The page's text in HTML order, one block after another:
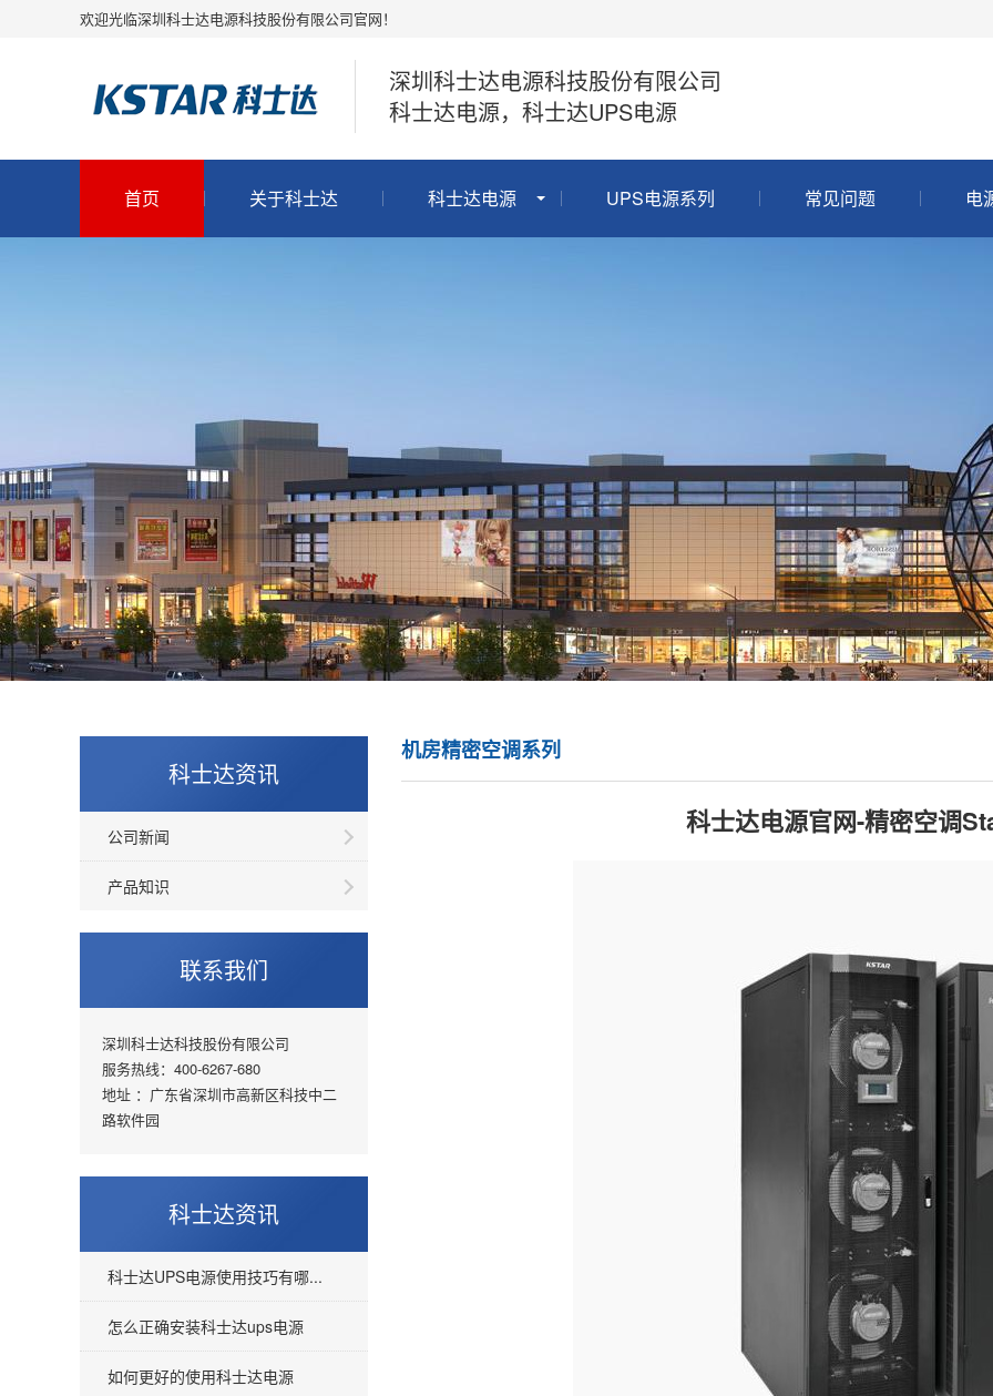
欢迎光临深圳科士达电源科技股份有限公司官网！
深圳科士达电源科技股份有限公司
科士达电源，科士达UPS电源
首页 关于科士达 科士达电源 UPS电源系列 常见问题 电
科士达资讯
公司新闻
产品知识
联系我们
深圳科士达科技股份有限公司
服务热线：400-6267-680
地址 ：广东省深圳市高新区科技中二
路软件园
科士达资讯
科士达UPS电源使用技巧有哪...
怎么正确安装科士达ups电源
如何更好的使用科士达电源
机房精密空调系列
科士达电源官网-精密空调